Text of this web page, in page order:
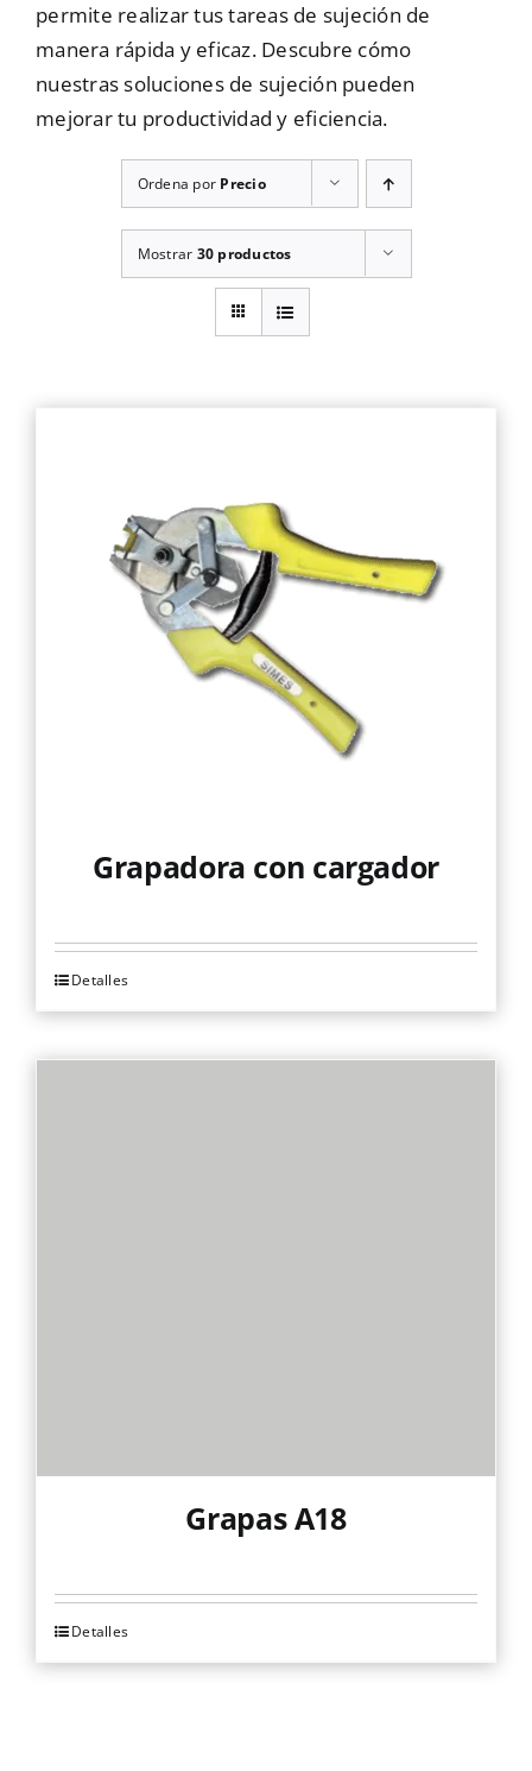
permite realizar tus tareas de sujeción de
manera rápida y eficaz. Descubre cómo
nuestras soluciones de sujeción pueden
mejorar tu productividad y eficiencia.
Ordena por Precio
Mostrar 30 productos
Grapadora con cargador
Detalles
Grapas A18
Este
producto
Detalles